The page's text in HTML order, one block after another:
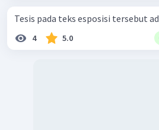
Tesis pada teks esposisi tersebut
4 5.0